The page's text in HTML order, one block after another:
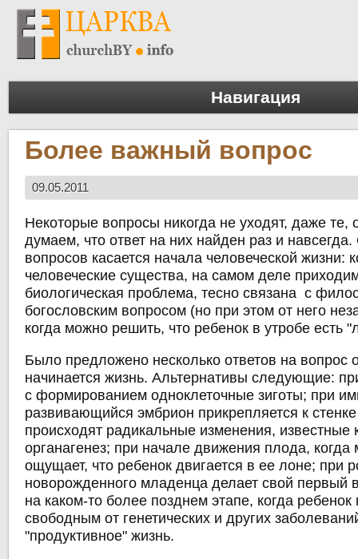
Навигация
Более важный вопрос
09.05.2011
Некоторые вопросы никогда не уходят, даже те,
думаем, что ответ на них найден раз и
вопросов касается начала человеческой жизни:
человеческие существа, на самом деле
биологическая проблема, тесно связана с
богословским вопросом (но при этом от него
когда можно решить, что ребенок в утробе есть
Было предложено несколько ответов на вопрос
начинается жизнь. Альтернативы следующие:
с формированием одноклеточные зиготы; при
развивающийся эмбрион прикрепляется к
происходят радикальные изменения, известные
органагенез; при начале движения плода, когда
ощущает, что ребенок двигается в ее лоне; при
новорожденного младенца делает свой первый
на каком-то более позднем этапе, когда ребенок
свободным от генетических и других
"продуктивное" жизнь.